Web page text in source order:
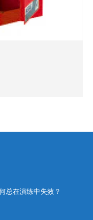
总在演练中失效？